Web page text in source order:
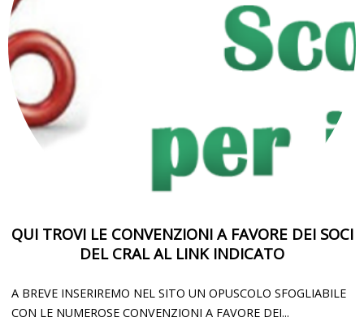
QUI TROVI LE CONVENZIONI A FAVORE DEI SOCI
DEL CRAL AL LINK INDICATO
A BREVE INSERIREMO NEL SITO UN OPUSCOLO SFOGLIABILE
CON LE NUMEROSE CONVENZIONI A FAVORE DEI...